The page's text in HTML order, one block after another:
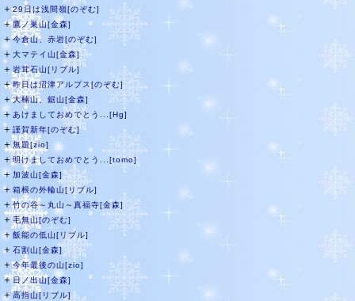
＋29日は浅間嶺[のぞむ]
＋鷹ノ巣山[金森]
＋今倉山、赤岩[のぞむ]
＋ 大マテイ山[金森]
＋岩茸石山[リブル]
＋昨日は沼津アルプス[のぞむ]
＋大楠山、鋸山[金森]
＋ あけましておめでとう...[Hg]
＋ 謹賀新年[のぞむ]
＋無題[zio]
＋明けましておめでとう...[tomo]
＋ 加波山[金森]
＋ 箱根の外輪山[リブル]
＋竹の谷～丸山～真福寺[金森]
＋毛無山[のぞむ]
＋ 飯能の低山[リブル]
＋ 石割山[金森]
＋今年最後の山[zio]
＋日ノ出山[金森]
＋高指山[リブル]